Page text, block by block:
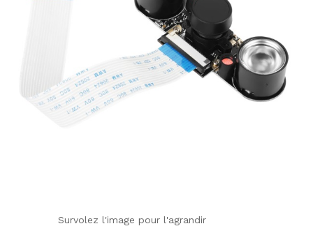
Survolez l'image pour l'agrandir